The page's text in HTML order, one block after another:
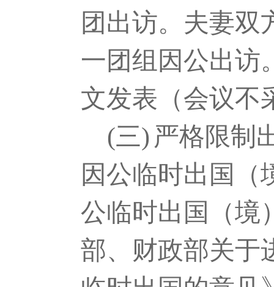
团出访。夫妻双
一团组因公出访
文发表（会议不
(三) 严格限制
因公临时出国（
公临时出国（境
部、财政部关于